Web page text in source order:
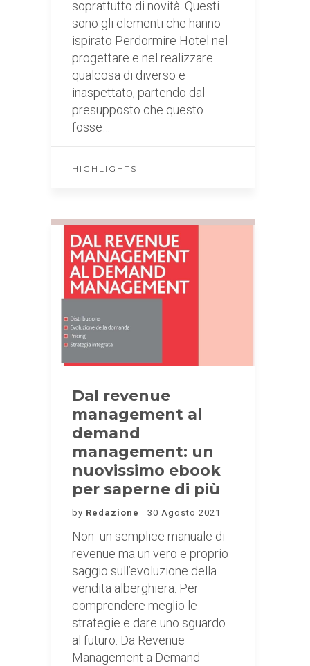
soprattutto di novità. Questi
sono gli elementi che hanno
ispirato Perdormire Hotel nel
progettare e nel realizzare
qualcosa di diverso e
inaspettato, partendo dal
presupposto che questo
fosse…
HIGHLIGHTS
Dal revenue
management al
demand
management: un
nuovissimo ebook
per saperne di più
by Redazione 30 Agosto 2021
Non un semplice manuale di
revenue ma un vero e proprio
saggio sull’evoluzione della
vendita alberghiera. Per
comprendere meglio le
strategie e dare uno sguardo
al futuro. Da Revenue
Management a Demand